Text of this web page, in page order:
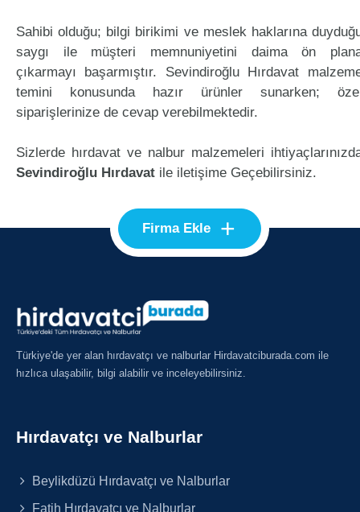
Sahibi olduğu; bilgi birikimi ve meslek haklarına
saygı ile müşteri memnuniyetini daima ön
çıkarmayı başarmıştır. Sevindiroğlu Hırdavat
temini konusunda hazır ürünler sunarken;
siparişlerinize de cevap verebilmektedir.
Sizlerde hırdavat ve nalbur malzemeleri
Sevindiroğlu Hırdavat ile iletişime Geçebilirsiniz.
Firma Ekle +
Türkiye'de yer alan hırdavatçı ve nalburlar Hirdavatciburada.com ile
hızlıca ulaşabilir, bilgi alabilir ve inceleyebilirsiniz.
Hırdavatçı ve Nalburlar
Beylikdüzü Hırdavatçı ve Nalburlar
Fatih Hırdavatçı ve Nalburlar